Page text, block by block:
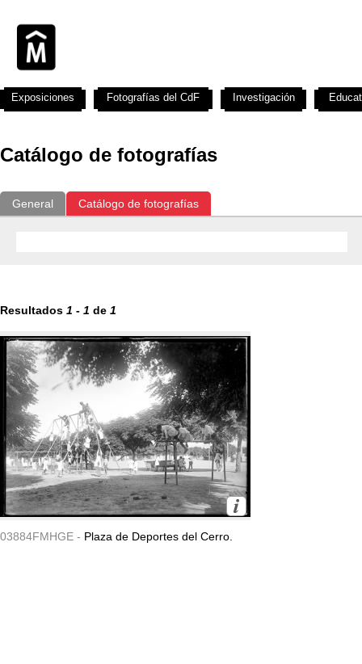
Catálogo de fotografías
General Catálogo de fotografías
Resultados 1 - 1 de 1
03884FMHGE - Plaza de Deportes del Cerro.
Exposiciones Fotografías del CdF Investigación